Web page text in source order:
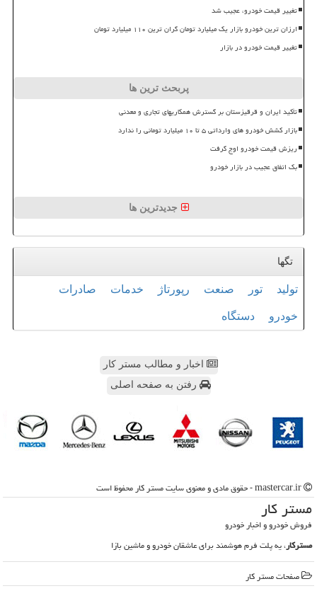
تغییر قیمت خودرو، عجیب شد
ارزان ترین خودرو بازار یک میلیارد تومان گران ترین ۱۱۰ میلیارد تومان
تغییر قیمت خودرو در بازار
پربحث ترین ها
تأکید ایران و قرقیزستان بر گسترش همکاریهای تجاری و معدنی
بازار کشش خودرو های وارداتی ۵ تا ۱۰ میلیارد تومانی را ندارد
ریزش قیمت خودرو اوج گرفت
بک اتفاق عجیب در بازار خودرو
جدیدترین ها
تگها
تولید تور صنعت رپورتاژ خدمات صادرات
خودرو دستگاه
اخبار و مطالب مستر کار
رفتن به صفحه اصلی
مستر كار
فروش خودرو و اخبار خودرو
مسترکار، یه پلت فرم هوشمند برای عاشقان خودرو و ماشین بازا
صفحات مستر كار